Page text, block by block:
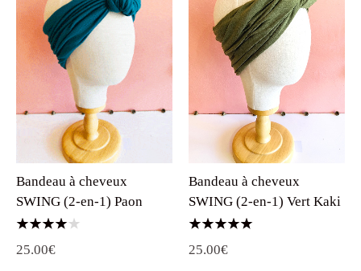
Bandeau à cheveux
SWING (2-en-1) Paon
4.00
25.00€
Bandeau à cheveux
SWING (2-en-1) Vert Kaki
5.00
25.00€